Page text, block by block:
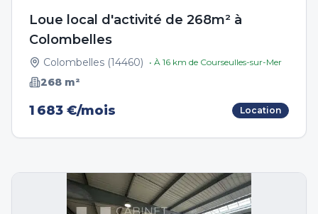
Loue local d'activité de 268m² à
Colombelles
Colombelles (14460) • À 16 km de Courseulles-sur-Mer
268 m²
1 683 €/mois Location